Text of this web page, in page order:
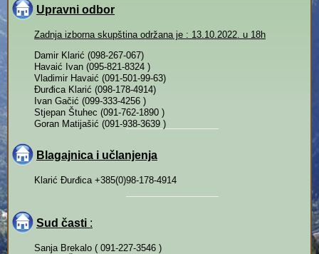
Upravni odbor
Zadnja izborna skupština održana je : 13.10.2022. u 18h
Damir Klarić (098-267-067)
Havaić Ivan (095-821-8324 )
Vladimir Havaić (091-501-99-63)
Đurđica Klarić (098-178-4914)
Ivan Gačić (099-333-4256 )
Stjepan Štuhec (091-762-1890 )
Goran Matijašić (091-938-3639 )
Blagajnica i učlanjenja
Klarić Đurđica +385(0)98-178-4914
Sud časti :
Sanja Brekalo ( 091-227-3546 )